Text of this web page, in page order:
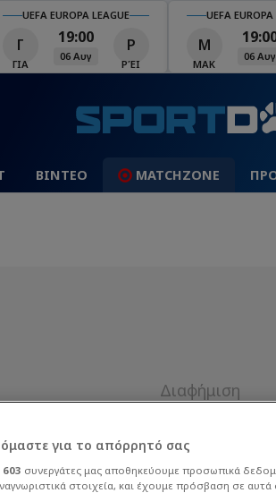
UEFA EUROPA LEAGUE
Γ
ΓΙΑ
19:00
06 Αυγ
Ρ
ΡΈΙ
UEFA EUROPA
Μ
ΜΑΚ
06 Αυγ
ΒΙΝΤΕΟ MATCHZONE
για το απόρρητό σας
603 συνεργάτες μας αποθηκεύουμε προσωπικά
στοιχεία, και έχουμε πρόσβαση σε